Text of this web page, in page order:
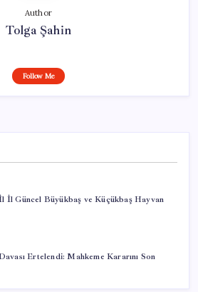
Author
Tolga Şahin
Follow Me
İl Güncel Büyükbaş ve Küçükbaş Hayvan
Ertelendi: Mahkeme Kararını Son